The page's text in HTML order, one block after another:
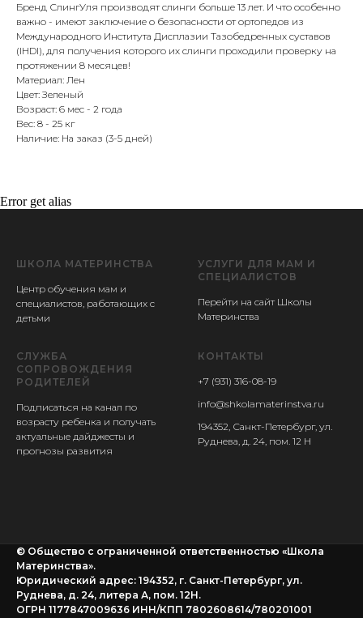
Бренд СлингУля производят слинги больше 13 лет. И что особенно
важно - имеют заключение о безопасности от ортопедов из
Международного Института Дисплазии Тазобедренных суставов
(IHDI), для получения которого их слинги проходили проверку на
протяжении 8 месяцев!
Материал: Лен
Цвет: Зеленый
Возраст: 6 мес - 2 года
Вес: 8 - 25 кг
Наличие: На заказ (3-5 дней)
Error get alias
ШКОЛА МАТЕРИНСТВА
Центр обучения мам и
специалистов, работающих с
детьми
УСЛУГИ ДЛЯ МАМ И
СПЕЦИАЛИСТОВ
Перейти на сайт Школы
Материнства
СЛУЖБА
СОПРОВОЖДЕНИЯ
РОДИТЕЛЕЙ
Подписаться на канал по
возрасту ребенка и получать
актуальные дайджесты и
прогнозы развития
КОНТАКТЫ
+7 (931) 316-08-19
info@shkolamaterinstva.ru
194352, Санкт-Петербург, ул.
Руднева, д. 24, пом. 12 Н
© Общество с ограниченной ответственностью «Школа
Материнства».
Юридический адрес: 194352, г. Санкт-Петербург, ул.
Руднева, д. 24, литера А, пом. 12Н.
ОГРН 1177847009636 ИНН/КПП 7802608614/780201001